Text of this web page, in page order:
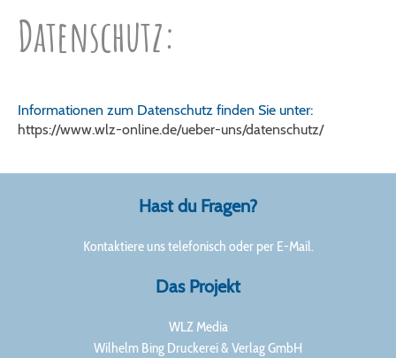
Datenschutz:
Informationen zum Datenschutz finden Sie unter:
https://www.wlz-online.de/ueber-uns/datenschutz/
Hast du Fragen?
Kontaktiere uns telefonisch oder per E-Mail.
Das Projekt
WLZ Media
Wilhelm Bing Druckerei & Verlag GmbH